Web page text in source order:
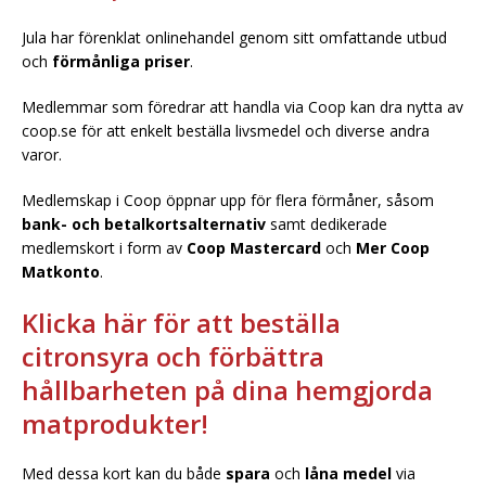
Jula har förenklat onlinehandel genom sitt omfattande utbud
och förmånliga priser.
Medlemmar som föredrar att handla via Coop kan dra nytta av
coop.se för att enkelt beställa livsmedel och diverse andra
varor.
Medlemskap i Coop öppnar upp för flera förmåner, såsom
bank- och betalkortsalternativ samt dedikerade
medlemskort i form av Coop Mastercard och Mer Coop
Matkonto.
Klicka här för att beställa
citronsyra och förbättra
hållbarheten på dina hemgjorda
matprodukter!
Med dessa kort kan du både spara och låna medel via